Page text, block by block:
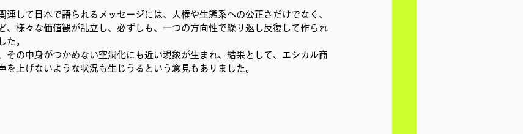
連して日本で語られるメッセージには、人権や生態系への公正さだけでなく、
、様々な価値観が乱立し、必ずしも、一つの方向性で繰り返し反復して作られ
た。
その中身がつかめない空洞化にも近い現象が生まれ、結果として、エシカル商
を上げないような状況も生じうるという意見もありました。